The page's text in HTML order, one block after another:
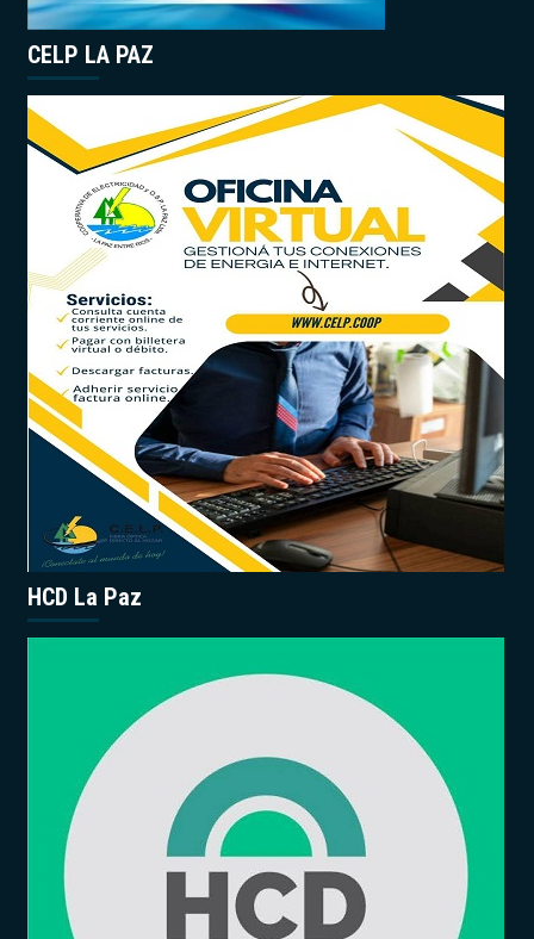
CELP LA PAZ
HCD La Paz